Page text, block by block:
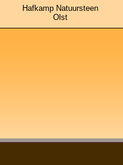
Hafkamp Natuursteen
Olst